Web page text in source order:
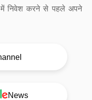
में निवेश करने से पहले अपने
News